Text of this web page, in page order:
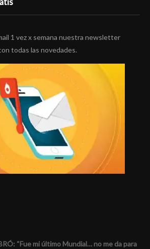
1 vez x semana nuestra newsletter
todas las novedades.
“Fue mi último Mundial… no me da para